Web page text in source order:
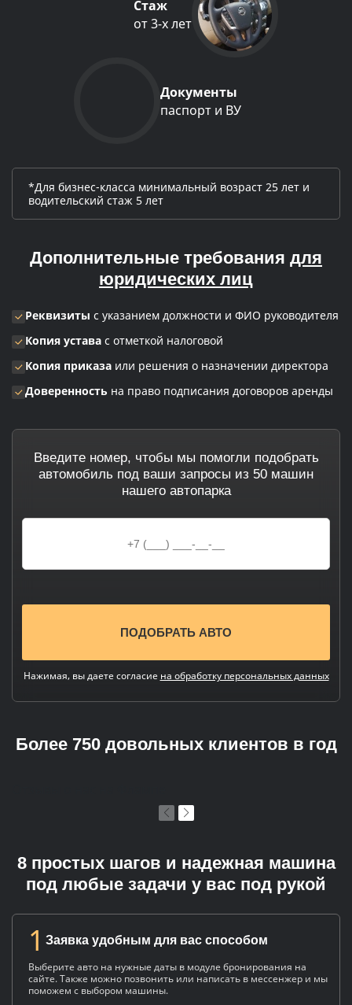
Стаж
от 3-х лет
Документы
паспорт и ВУ
*Для бизнес-класса минимальный возраст 25 лет и
водительский стаж 5 лет
Дополнительные требования для
юридических лиц
Реквизиты с указанием должности и ФИО руководителя
Копия устава с отметкой налоговой
Копия приказа или решения о назначении директора
Доверенность на право подписания договоров аренды
Введите номер, чтобы мы помогли подобрать
автомобиль под ваши запросы из 50 машин
нашего автопарка
Нажимая, вы даете согласие на обработку персональных данных
Более 750 довольных клиентов в год
8 простых шагов и надежная машина
под любые задачи у вас под рукой
1 Заявка удобным для вас способом
Выберите авто на нужные даты в модуле бронирования на
сайте. Также можно позвонить или написать в мессенжер и мы
поможем с выбором машины.